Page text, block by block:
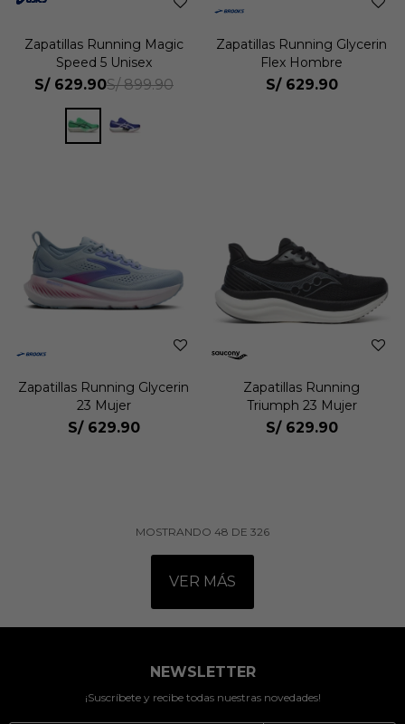
Zapatillas Running Magic
Speed 5 Unisex
S/ 629.90S/ 899.90
Zapatillas Running Glycerin
Flex Hombre
S/ 629.90
Zapatillas Running Glycerin
23 Mujer
S/ 629.90
Zapatillas Running
Triumph 23 Mujer
S/ 629.90
MOSTRANDO 48 DE 326
VER MÁS
NEWSLETTER
¡Suscríbete y recibe todas nuestras novedades!